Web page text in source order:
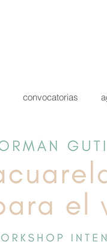
convocatorias